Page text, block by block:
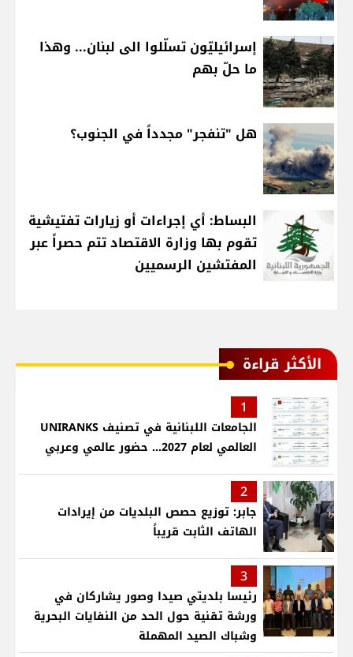
إسرائيليّون تسلّلوا الى لبنان... وهذا
ما حلّ بهم
هل "تنفجر" مجدداً في الجنوب؟
البساط: أي إجراءات أو زيارات تفتيشية
تقوم بها وزارة الاقتصاد تتم حصراً عبر
المفتشين الرسميين
الأكثر قراءة
1
الجامعات اللبنانية في تصنيف UNIRANKS
العالمي لعام 2027... حضور عالمي وعربي
2
جابر: توزيع حصص البلديات من إيرادات
الهاتف الثابت قريباً
3
رئيسا بلديتي صيدا وصور يشاركان في
ورشة تقنية حول الحد من النفايات البحرية
وشباك الصيد المهملة